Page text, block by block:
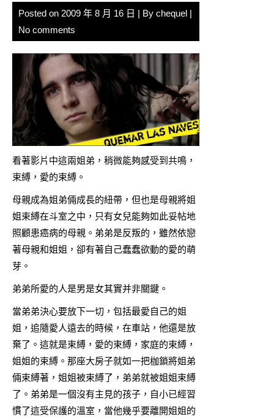
Posted on 2009 年 8 月 16 日 | By chequel |
No comments
看著影片中這兩姐弟，稍微能夠感受到共鳴，
束縛，愛的束縛。
母親成為姐弟倆成長的紐帶，但也是母親將姐
姐束縛在斗室之中，只有女兒能夠如此妥帖地
照顧患癌病的母親。弟弟是反叛的，雖然依戀
著母親和姐姐，卻有著自己蠢蠢欲動的愛的萌
芽。
弟弟所愛的人是男是女其實并非關鍵。
當弟弟決心要放下一切，包括最愛自己的姐
姐，追隨愛人遠去的時候，在車站，他還是放
棄了。這就是束縛，愛的束縛，家庭的束縛，
姐姐的束縛。那座大房子就如一把枷鎖將姐弟
倆束縛著，姐姐被束縛了，弟弟就被姐姐束縛
了。弟弟是一個沒有主見的孩子，自小已經習
慣了這受保護的溫室，當他幾乎要離開姐姐的